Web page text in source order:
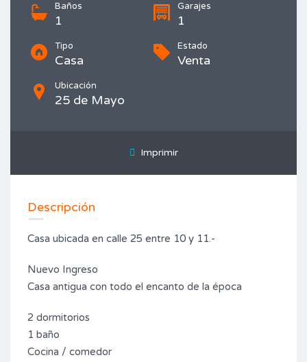
Baños
1
Garajes
1
Tipo
Casa
Estado
Venta
Ubicación
25 de Mayo
Imprimir
Descripción
Casa ubicada en calle 25 entre 10 y 11.-
Nuevo Ingreso
Casa antigua con todo el encanto de la época
2 dormitorios
1 baño
Cocina / comedor